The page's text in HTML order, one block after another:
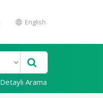
English
Detaylı Arama